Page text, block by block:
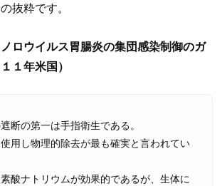
抜粋です。
ロウイルス胃腸炎の集団感染制御のガ
１年米国）
断の第一は手指衛生である。
用し物理的除去が最も確実と言われてい
酸ナトリウムが効果的であるが、生体に